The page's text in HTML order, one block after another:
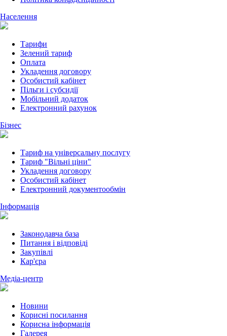
Населення
Тарифи
Зелений тариф
Оплата
Укладення договору
Особистий кабінет
Пільги і субсидії
Мобільний додаток
Електронний рахунок
Бізнес
Тариф на універсальну послугу
Тариф "Вільні ціни"
Укладення договору
Особистий кабінет
Електронний документообмін
Інформація
Законодавча база
Питання і відповіді
Закупівлі
Кар'єра
Медіа-центр
Новини
Корисні посилання
Корисна інформація
Галерея